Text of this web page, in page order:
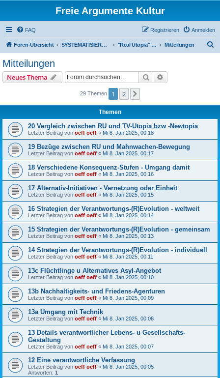
Freie Argumente Kultur
FAQ Anmelden
Registrieren
Foren-Übersicht SYSTEMATISIERUNG VON INHALTEN IN WISSENSCHAFTLICHER RICHTUNG "Real Utopia" auch als neuer Wissenschafts-Ansatz Mitteilungen
Mitteilungen
Neues Thema Suche
29 Themen 1 2
Themen
20 Vergleich zwischen RU und TV-Utopia bzw -Newtopia
Letzter Beitrag von oeff oeff « Mi 8. Jan 2025, 00:18
19 Bezüge zwischen RU und Mahnwachen-Bewegung
Letzter Beitrag von oeff oeff « Mi 8. Jan 2025, 00:17
18 Verschiedene Konsequenz-Stufen - Umgang damit
Letzter Beitrag von oeff oeff « Mi 8. Jan 2025, 00:16
17 Alternativ-Initiativen - Vernetzung oder Einheit
Letzter Beitrag von oeff oeff « Mi 8. Jan 2025, 00:15
16 Strategien der Verantwortungs-(R)Evolution - weltweit
Letzter Beitrag von oeff oeff « Mi 8. Jan 2025, 00:14
15 Strategien der Verantwortungs-(R)Evolution - gemeinsam
Letzter Beitrag von oeff oeff « Mi 8. Jan 2025, 00:13
14 Strategien der Verantwortungs-(R)Evolution - individuell
Letzter Beitrag von oeff oeff « Mi 8. Jan 2025, 00:11
13c Flüchtlinge u Alternatives Asyl-Angebot
Letzter Beitrag von oeff oeff « Mi 8. Jan 2025, 00:10
13b Nachhaltigkeits- und Friedens-Agenturen
Letzter Beitrag von oeff oeff « Mi 8. Jan 2025, 00:09
13a Umgang mit Technik
Letzter Beitrag von oeff oeff « Mi 8. Jan 2025, 00:08
13 Details verantwortlicher Lebens- u Gesellschafts-
Gestaltung
Letzter Beitrag von oeff oeff « Mi 8. Jan 2025, 00:07
12 Eine verantwortliche Verfassung
Letzter Beitrag von oeff oeff « Mi 8. Jan 2025, 00:05
Antworten: 1